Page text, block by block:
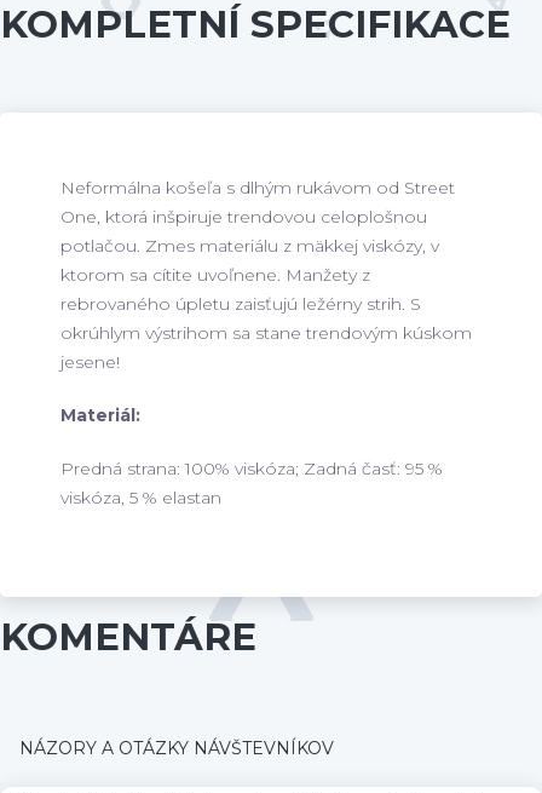
KOMPLETNÍ SPECIFIKACE
Neformálna košeľa s dlhým rukávom od Street
One, ktorá inšpiruje trendovou celoplošnou
potlačou. Zmes materiálu z mäkkej viskózy, v
ktorom sa cítite uvoľnene. Manžety z
rebrovaného úpletu zaisťujú ležérny strih. S
okrúhlym výstrihom sa stane trendovým kúskom
jesene!
Materiál:
Predná strana: 100% viskóza; Zadná časť: 95 %
viskóza, 5 % elastan
KOMENTÁRE
NÁZORY A OTÁZKY NÁVŠTEVNÍKOV